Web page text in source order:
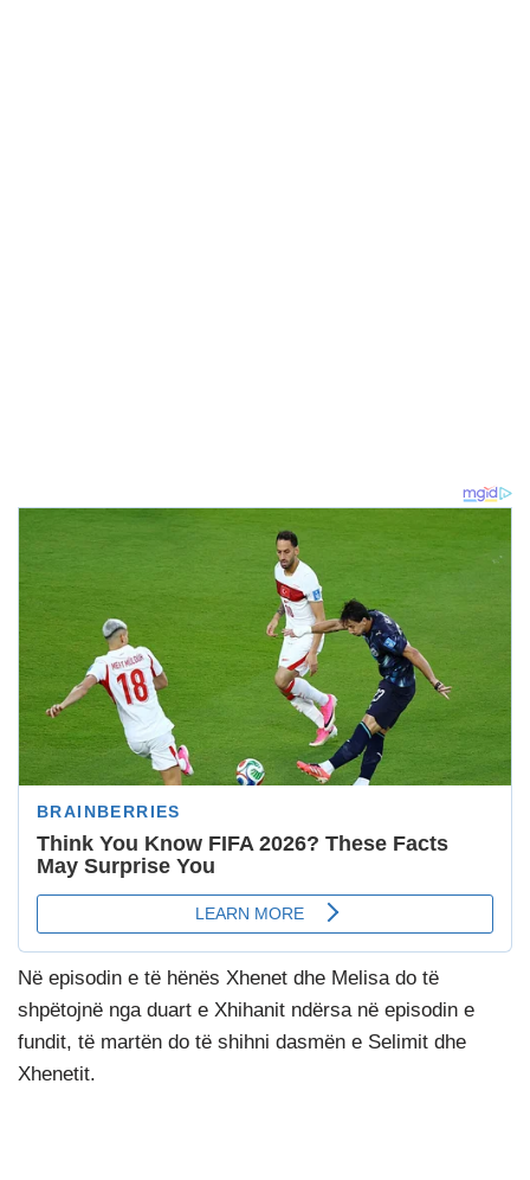
Në episodin e të hënës Xhenet dhe Melisa do të
shpëtojnë nga duart e Xhihanit ndërsa në episodin e
fundit, të martën do të shihni dasmën e Selimit dhe
Xhenetit.